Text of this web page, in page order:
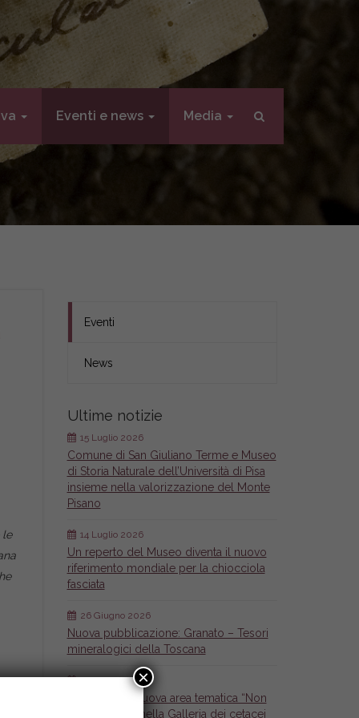
Eventi e news Media
le
Eventi
News
Ultime notizie
Comune di San Giuliano Terme e Museo
di Storia Naturale dell’Università di Pisa
insieme nella valorizzazione del Monte
Pisano
15 Luglio 2026
Un reperto del Museo diventa il nuovo
riferimento mondiale per la chiocciola
fasciata
14 Luglio 2026
Nuova pubblicazione: Granato – Tesori
mineralogici della Toscana
26 Giugno 2026
Inaugurata la nuova area tematica “Non
solo Cetacei” nella Galleria dei cetacei
26 Giugno 2026
×